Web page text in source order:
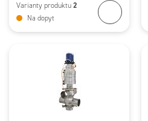
Varianty produktu 2
Na dopyt